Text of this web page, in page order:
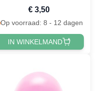
€ 3,50
Op voorraad: 8 - 12 dagen
IN WINKELMAND